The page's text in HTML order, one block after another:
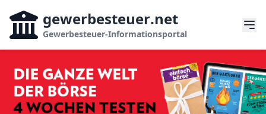
gewerbesteuer.net
Gewerbesteuer-Informationsportal